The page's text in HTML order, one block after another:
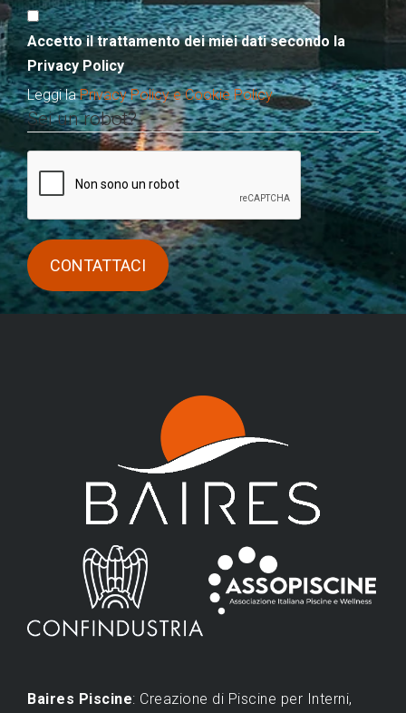
Accetto il trattamento dei miei dati secondo la
Privacy Policy
Leggi laPrivacy Policy e Cookie Policy
Sei un robot?
Baires Piscine: Creazione di Piscine per Interni,